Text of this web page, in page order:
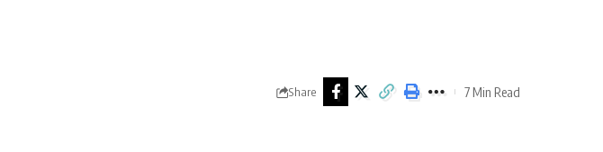
Share 7 Min Read